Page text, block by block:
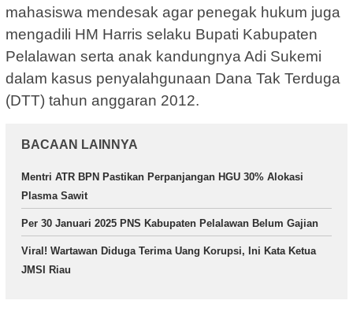
mahasiswa mendesak agar penegak hukum juga
mengadili HM Harris selaku Bupati Kabupaten
Pelalawan serta anak kandungnya Adi Sukemi
dalam kasus penyalahgunaan Dana Tak Terduga
(DTT) tahun anggaran 2012.
BACAAN LAINNYA
Mentri ATR BPN Pastikan Perpanjangan HGU 30% Alokasi
Plasma Sawit
Per 30 Januari 2025 PNS Kabupaten Pelalawan Belum Gajian
Viral! Wartawan Diduga Terima Uang Korupsi, Ini Kata Ketua
JMSI Riau